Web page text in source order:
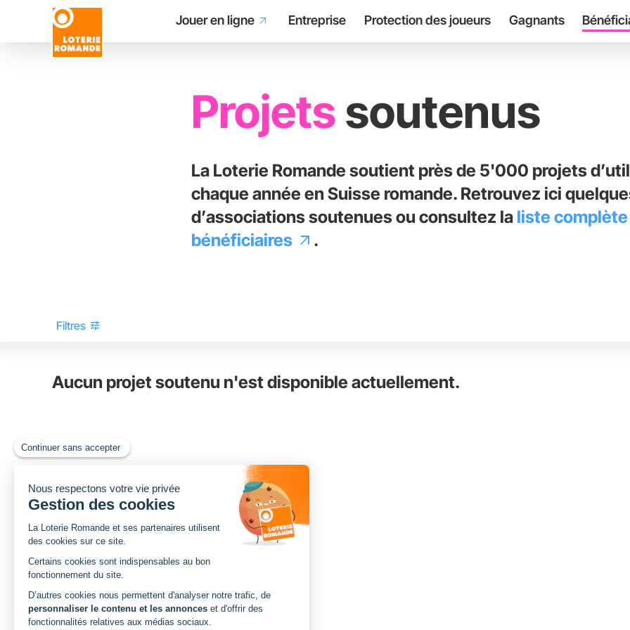
contenu
MainJouer en ligne arrow_outward Entreprise Protection des joueurs Gagnants
Projetssoutenus
La Loterie Romande soutient près de 5'000 projets
chaque année en Suisse romande. Retrouvez ici
d’associations soutenues ou consultez la liste
bénéficiaires
.
Filtres tune
Aucun projet soutenu n'est disponible actuellement.